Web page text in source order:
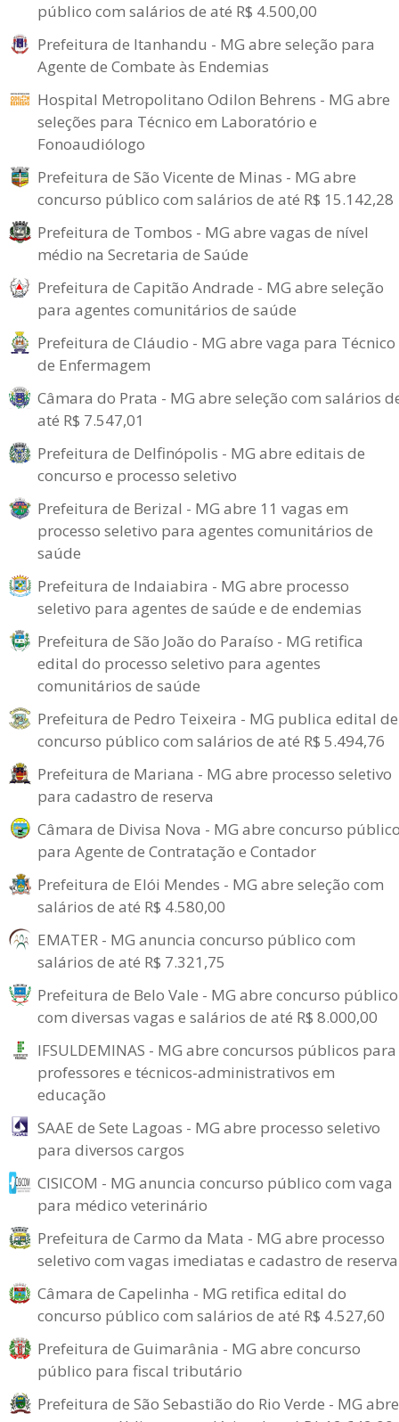
público com salários de até R$ 4.500,00
Prefeitura de Itanhandu - MG abre seleção para
Agente de Combate às Endemias
Hospital Metropolitano Odilon Behrens - MG abre
seleções para Técnico em Laboratório e
Fonoaudiólogo
Prefeitura de São Vicente de Minas - MG abre
concurso público com salários de até R$ 15.142,28
Prefeitura de Tombos - MG abre vagas de nível
médio na Secretaria de Saúde
Prefeitura de Capitão Andrade - MG abre seleção
para agentes comunitários de saúde
Prefeitura de Cláudio - MG abre vaga para Técnico
de Enfermagem
Câmara do Prata - MG abre seleção com salários
até R$ 7.547,01
Prefeitura de Delfinópolis - MG abre editais de
concurso e processo seletivo
Prefeitura de Berizal - MG abre 11 vagas em
processo seletivo para agentes comunitários de
saúde
Prefeitura de Indaiabira - MG abre processo
seletivo para agentes de saúde e de endemias
Prefeitura de São João do Paraíso - MG retifica
edital do processo seletivo para agentes
comunitários de saúde
Prefeitura de Pedro Teixeira - MG publica edital de
concurso público com salários de até R$ 5.494,76
Prefeitura de Mariana - MG abre processo seletivo
para cadastro de reserva
Câmara de Divisa Nova - MG abre concurso
para Agente de Contratação e Contador
Prefeitura de Elói Mendes - MG abre seleção com
salários de até R$ 4.580,00
EMATER - MG anuncia concurso público com
salários de até R$ 7.321,75
Prefeitura de Belo Vale - MG abre concurso público
com diversas vagas e salários de até R$ 8.000,00
IFSULDEMINAS - MG abre concursos públicos para
professores e técnicos-administrativos em
educação
SAAE de Sete Lagoas - MG abre processo seletivo
para diversos cargos
CISICOM - MG anuncia concurso público com vaga
para médico veterinário
Prefeitura de Carmo da Mata - MG abre processo
seletivo com vagas imediatas e cadastro de reserva
Câmara de Capelinha - MG retifica edital do
concurso público com salários de até R$ 4.527,60
Prefeitura de Guimarânia - MG abre concurso
público para fiscal tributário
Prefeitura de São Sebastião do Rio Verde - MG abre